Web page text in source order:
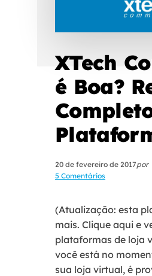
XTech
é Boa?
20 de fevereiro de 2017por
5 Comentários
(Atualização: esta
mais. Clique aqui e
plataformas de loja
você está no
sua loja virtual, é